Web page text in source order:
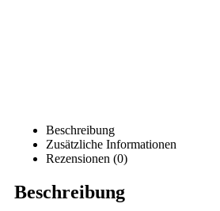
Beschreibung
Zusätzliche Informationen
Rezensionen (0)
Beschreibung